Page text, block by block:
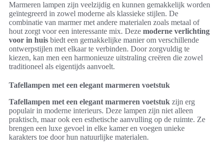
Marmeren lampen zijn veelzijdig en kunnen gemakkelijk worden
geïntegreerd in zowel moderne als klassieke stijlen. De
combinatie van marmer met andere materialen zoals metaal of
hout zorgt voor een interessante mix. Deze moderne verlichting
voor in huis biedt een gemakkelijke manier om verschillende
ontwerpstijlen met elkaar te verbinden. Door zorgvuldig te
kiezen, kan men een harmonieuze uitstraling creëren die zowel
traditioneel als eigentijds aanvoelt.
Tafellampen met een elegant marmeren voetstuk
Tafellampen met een elegant marmeren voetstuk zijn erg
populair in moderne interieurs. Deze lampen zijn niet alleen
praktisch, maar ook een esthetische aanvulling op de ruimte. Ze
brengen een luxe gevoel in elke kamer en voegen unieke
karakters toe door hun natuurlijke materialen.